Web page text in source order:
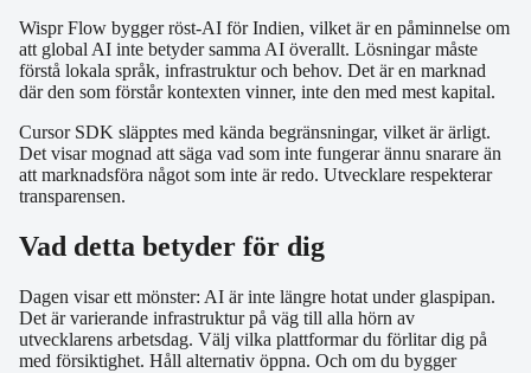
Wispr Flow bygger röst-AI för Indien, vilket är en påminnelse om
att global AI inte betyder samma AI överallt. Lösningar måste
förstå lokala språk, infrastruktur och behov. Det är en marknad
där den som förstår kontexten vinner, inte den med mest kapital.
Cursor SDK släpptes med kända begränsningar, vilket är ärligt.
Det visar mognad att säga vad som inte fungerar ännu snarare än
att marknadsföra något som inte är redo. Utvecklare respekterar
transparensen.
Vad detta betyder för dig
Dagen visar ett mönster: AI är inte längre hotat under glaspipan.
Det är varierande infrastruktur på väg till alla hörn av
utvecklarens arbetsdag. Välj vilka plattformar du förlitar dig på
med försiktighet. Håll alternativ öppna. Och om du bygger